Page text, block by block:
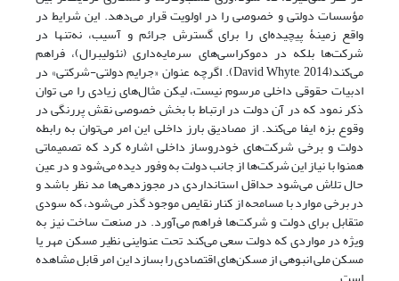
مؤسسات دولتی و خصوصی را در اولویت قرار می‌‌‌دهد. این شرایط در
واقع زمینۀ پیچیده‌ای را برای گسترش جرائم و آسیب، نه‌تنها در
شرکت‌‌‌ها بلکه در دموکراسی‌‌‌های سرمایه‌داری (نئولیبرال)، فراهم
می‌‌‌کند(David Whyte, 2014). اگرچه عنوان «جرایم دولتی-شرکتی» در
ادبیات حقوقی داخلی مرسوم نیست، لیکن مثال‌های زیادی را می توان
ذکر نمود که در آن دولت در ارتباط با بخش خصوصی نقش پررنگی در
وقوع بزه ایفا می‌کند. از مصادیق بارز داخلی این امر می‌توان به رابطه
دولت و برخی شرکت‌های خودروساز داخلی اشاره کرد که تصمیماتی
همنوا با نیاز این شرکت‌ها از جانب دولت به وفور دیده می‌شود و در عین
حال تلاش می‌شود حداقل استانداردی در مجوزدهی‌ها مد نظر باشد و
در برخی موارد با مسامحه از کنار نقایص موجود گذر می‌شود، که سودی
متقابل برای دولت و شرکت‌ها فراهم می‌آورد. در صنعت ساخت نیز به
ویژه در مواردی که دولت سعی می‌کند تحت عنواینی نظیر مسکن مهر یا
مسکن ملی انبوهی از مسکن‌های اقتصادی را بسازد این امر قابل مشاهده